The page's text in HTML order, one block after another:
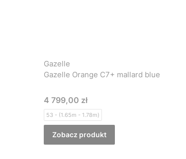
Gazelle Orange C7+ mallard blue
Gazelle
Cena
4 799,00 zł
53 - (1.65m - 1.78m)
Zobacz produkt